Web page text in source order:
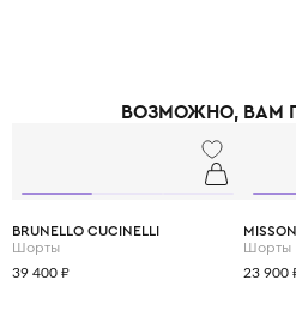
принципам slow fashion: каждая вещь
ВОЗМОЖНО, ВАМ
BRUNELLO CUCINELLI
Шорты
39 400 ₽
Шорты
23 900